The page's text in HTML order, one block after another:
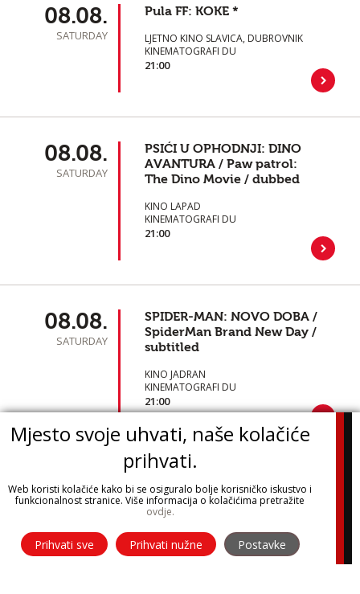
08.08.
SATURDAY
Pula FF: KOKE *
LJETNO KINO SLAVICA, DUBROVNIK
KINEMATOGRAFI DU
21:00
08.08.
SATURDAY
PSIĆI U OPHODNJI: DINO
AVANTURA / Paw patrol:
The Dino Movie / dubbed
KINO LAPAD
KINEMATOGRAFI DU
21:00
08.08.
SATURDAY
SPIDER-MAN: NOVO DOBA /
SpiderMan Brand New Day /
subtitled
KINO JADRAN
KINEMATOGRAFI DU
21:00
Mjesto svoje uhvati, naše kolačiće
prihvati.
Web koristi kolačiće kako bi se osiguralo bolje korisničko iskustvo i
funkcionalnost stranice. Više informacija o kolačićima pretražite
ovdje.
Prihvati sve Prihvati nužne Postavke